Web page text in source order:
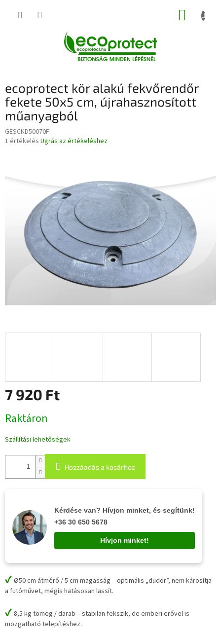
KOSÁR
ecoprotect kör alakú fekvőrendőr
fekete 50x5 cm, újrahasznosított
műanyagból
GESCKD50070F
A
5-
1 értékelés Ugrás az értékeléshez
7 920 Ft
Raktáron
Szállítási lehetőségek
Hozzáadás a kosárhoz
Kérdése van? Hívjon minket, és segítünk!
+36 30 650 5678
Hívjon minket!
✔ Ø50 cm átmérő / 5 cm magasság – optimális „dudor”, nem károsítja
a futóművet, mégis hatásosan lassít.
✔ 8,5 kg tömeg / darab – stabilan fekszik, de emberi erővel is
mozgatható telepítéshez.